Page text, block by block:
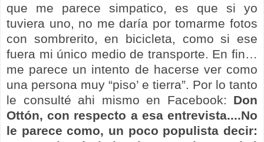
que me parece simpatico, es que si yo
tuviera uno, no me daría por tomarme fotos
con sombrerito, en bicicleta, como si ese
fuera mi único medio de transporte. En fin…
me parece un intento de hacerse ver como
una persona muy “piso’ e tierra”. Por lo tanto
le consulté ahi mismo en Facebook: Don
Ottón, con respecto a esa entrevista....No
le parece como, un poco populista decir: